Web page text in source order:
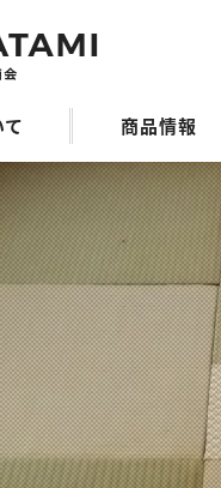
ご紹
小田
商品情報